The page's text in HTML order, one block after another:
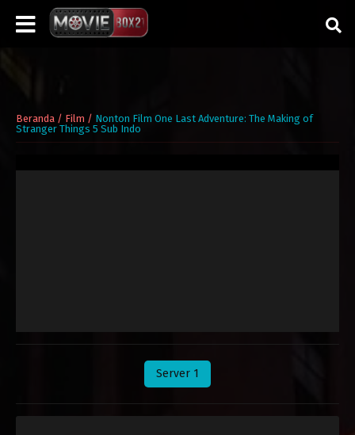
Beranda / Film / Nonton Film One Last Adventure: The Making of
Stranger Things 5 Sub Indo
Server 1